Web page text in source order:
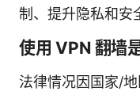
制、提升隐私和安
使用 VPN 翻墙
法律情况因国家/